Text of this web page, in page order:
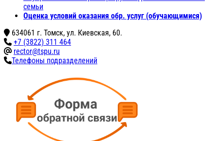
семьи
Оценка условий оказания обр. услуг (обучающимися)
634061 г. Томск, ул. Киевская, 60.
+7 (3822) 311 464
rector@tspu.ru
Телефоны подразделений